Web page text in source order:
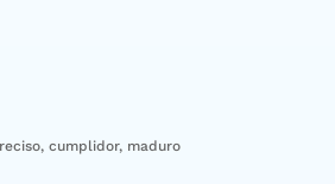
cumplidor, maduro